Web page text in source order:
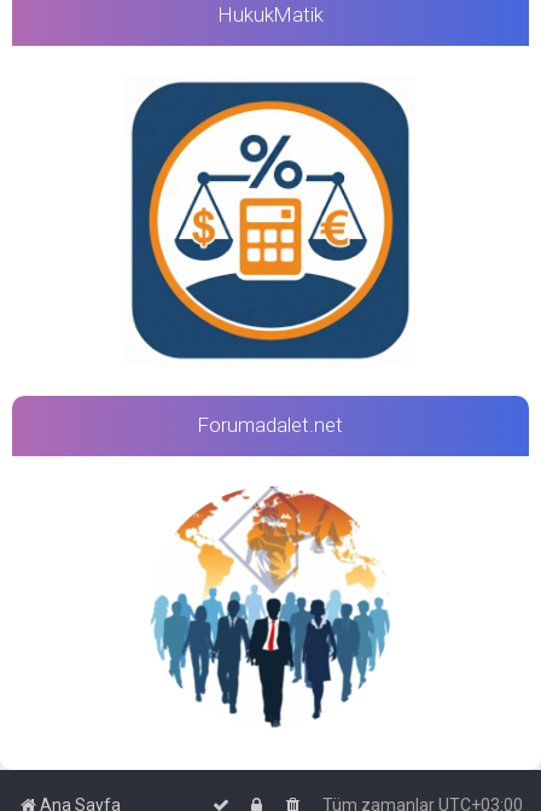
HukukMatik
Forumadalet.net
Ana Sayfa Tüm zamanlarUTC+03:00